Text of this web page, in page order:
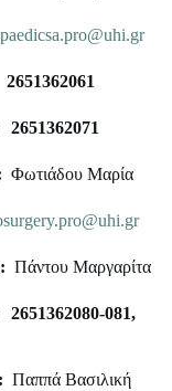
Φωτιάδου Μαρία
Πάντου Μαργαρίτα
2651362080-081,
Παππά Βασιλική